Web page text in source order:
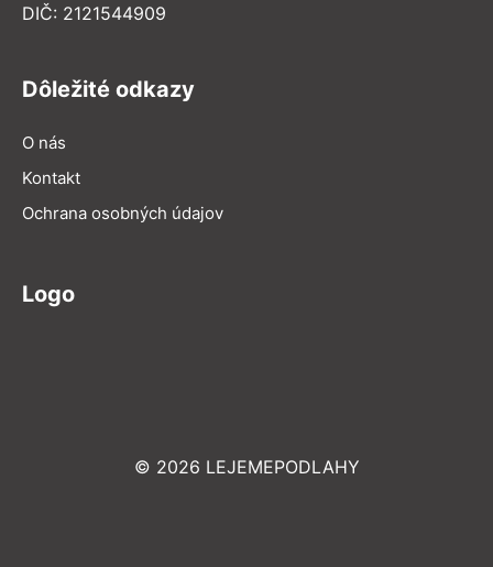
DIČ: 2121544909
Dôležité odkazy
O nás
Kontakt
Ochrana osobných údajov
Logo
© 2026 LEJEMEPODLAHY